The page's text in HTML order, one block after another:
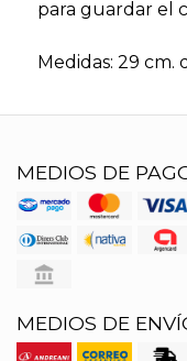
para guardar el
Medidas: 29 cm.
MEDIOS DE
MEDIOS DE